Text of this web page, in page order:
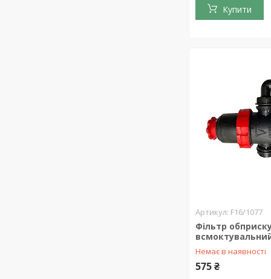
Купити
F16/1077
Фільтр
Немає в наявності
575 ₴